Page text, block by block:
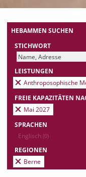
HEBAMMEN SUCHEN
STICHWORT
LEISTUNGEN
Anthroposophische
FREIE KAPAZITÄTEN
Mai 2027
SPRACHEN
Englisch (0)
REGIONEN
Berne